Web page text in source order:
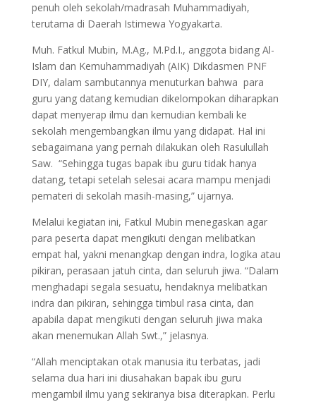
penuh oleh sekolah/madrasah Muhammadiyah,
terutama di Daerah Istimewa Yogyakarta.
Muh. Fatkul Mubin, M.Ag., M.Pd.I., anggota bidang Al-
Islam dan Kemuhammadiyah (AIK) Dikdasmen PNF
DIY, dalam sambutannya menuturkan bahwa para
guru yang datang kemudian dikelompokan diharapkan
dapat menyerap ilmu dan kemudian kembali ke
sekolah mengembangkan ilmu yang didapat. Hal ini
sebagaimana yang pernah dilakukan oleh Rasulullah
Saw. “Sehingga tugas bapak ibu guru tidak hanya
datang, tetapi setelah selesai acara mampu menjadi
pemateri di sekolah masih-masing,” ujarnya.
Melalui kegiatan ini, Fatkul Mubin menegaskan agar
para peserta dapat mengikuti dengan melibatkan
empat hal, yakni menangkap dengan indra, logika atau
pikiran, perasaan jatuh cinta, dan seluruh jiwa. “Dalam
menghadapi segala sesuatu, hendaknya melibatkan
indra dan pikiran, sehingga timbul rasa cinta, dan
apabila dapat mengikuti dengan seluruh jiwa maka
akan menemukan Allah Swt.,” jelasnya.
“Allah menciptakan otak manusia itu terbatas, jadi
selama dua hari ini diusahakan bapak ibu guru
mengambil ilmu yang sekiranya bisa diterapkan. Perlu